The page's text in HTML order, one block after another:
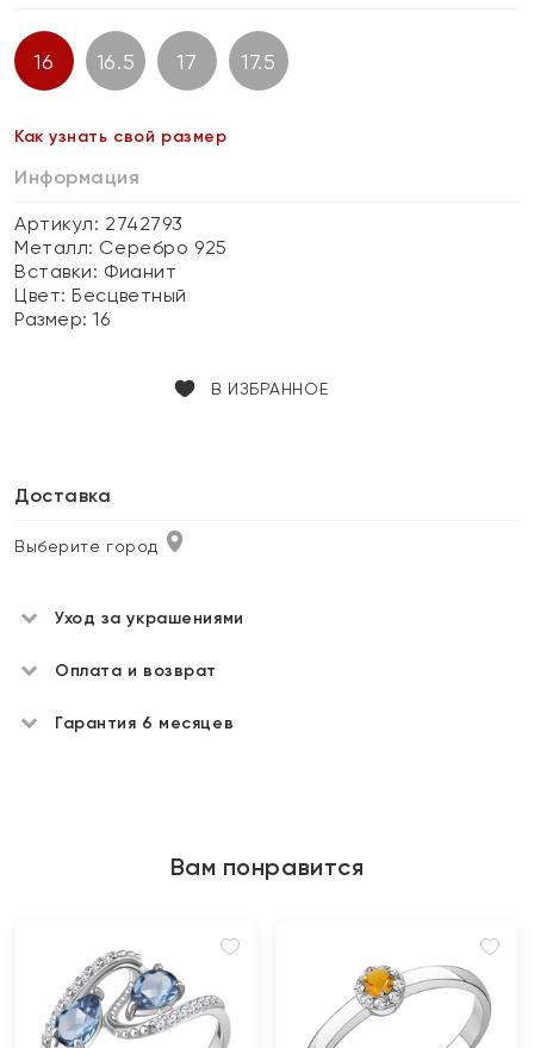
16 16.5 17 17.5
Как узнать свой размер
Информация
Артикул: 2742793
Металл: Серебро 925
Вставки: Фианит
Цвет:Бесцветный
Размер:16
В ИЗБРАННОЕ
Доставка
Выберите город
Уход за украшениями
Оплата и возврат
Гарантия 6 месяцев
Вам понравится